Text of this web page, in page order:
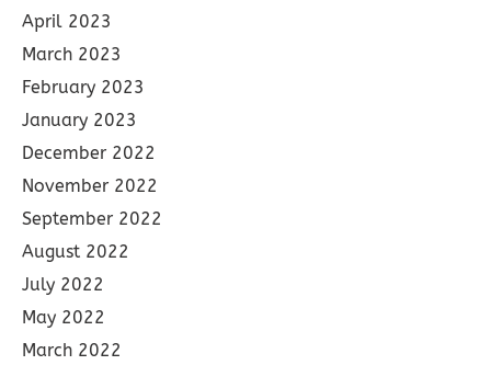
April 2023
March 2023
February 2023
January 2023
December 2022
November 2022
September 2022
August 2022
July 2022
May 2022
March 2022